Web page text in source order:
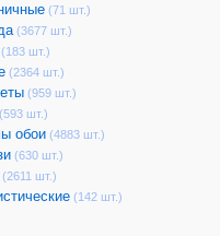
(71 шт.)
(3677 шт.)
(183 шт.)
(2364 шт.)
(959 шт.)
(593 шт.)
обои (4883 шт.)
(630 шт.)
(2611 шт.)
(142 шт.)